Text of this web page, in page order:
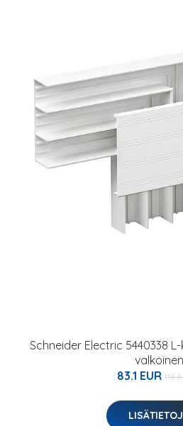
Schneider Electric 5440338
valkoinen
83.1 EUR